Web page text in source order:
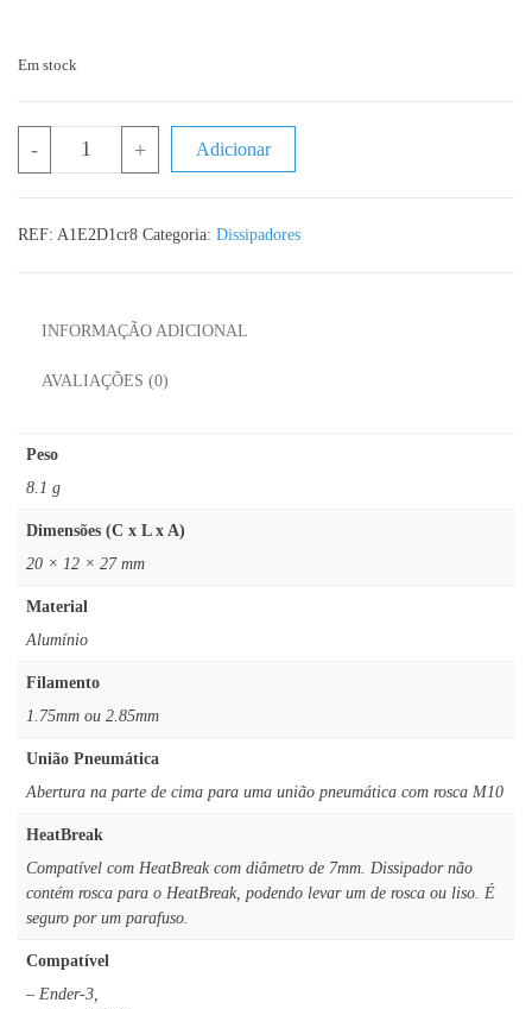
Em stock
- + Adicionar
REF: A1E2D1cr8 Categoria: Dissipadores
INFORMAÇÃO ADICIONAL
AVALIAÇÕES (0)
Peso
8.1 g
Dimensões (C x L x A)
20 × 12 × 27 mm
Material
Alumínio
Filamento
1.75mm ou 2.85mm
União Pneumática
Abertura na parte de cima para uma união pneumática com rosca M10
HeatBreak
Compatível com HeatBreak com diâmetro de 7mm. Dissipador não
contém rosca para o HeatBreak, podendo levar um de rosca ou liso. É
seguro por um parafuso.
Compatível
– Ender-3,